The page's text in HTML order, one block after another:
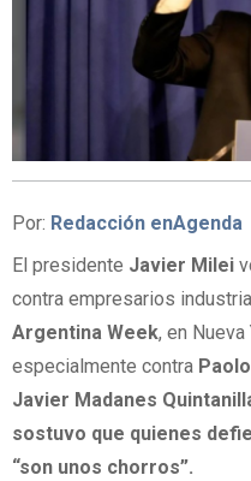
Por: Redacción enAgenda
El presidente Javier Milei
contra empresarios
Argentina Week, en Nueva
especialmente contra
Javier Madanes
sostuvo que quienes
“son unos chorros”.